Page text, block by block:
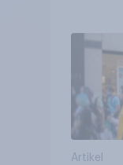
Artikel